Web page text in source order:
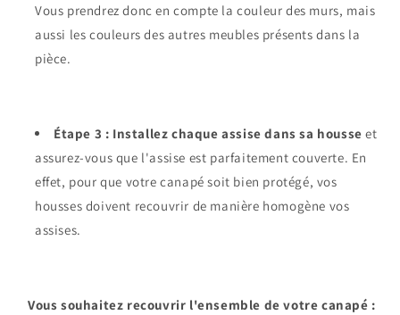
Vous prendrez donc en compte la couleur des murs, mais
aussi les couleurs des autres meubles présents dans la
pièce.
Étape 3 : Installez chaque assise dans sa housse et
assurez-vous que l'assise est parfaitement couverte. En
effet, pour que votre canapé soit bien protégé, vos
housses doivent recouvrir de manière homogène vos
assises.
Vous souhaitez recouvrir l'ensemble de votre canapé :